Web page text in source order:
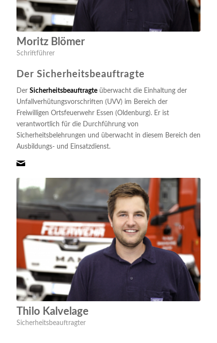
Moritz Blömer
Schriftführer
Der Sicherheitsbeauftragte
Der Sicherheitsbeauftragteüberwacht die Einhaltung der
Unfallverhütungsvorschriften (UVV) im Bereich der
Freiwilligen Ortsfeuerwehr Essen (Oldenburg). Er ist
verantwortlich für die Durchführung von
Sicherheitsbelehrungen und überwacht in diesem Bereich den
Ausbildungs- und Einsatzdienst.
Thilo Kalvelage
Sicherheitsbeauftragter